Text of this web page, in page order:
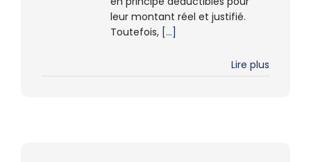
leur montant réel et justifié.
Toutefois, [...]
Lire plus